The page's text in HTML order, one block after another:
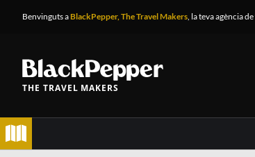
Benvinguts aBlackPepper, The Travel Makers, la teva agència
THE TRAVEL MAKERS